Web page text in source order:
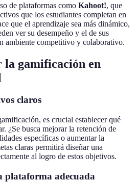
de plataformas como Kahoot!, que
que los estudiantes completan en
que el aprendizaje sea más dinámico,
ver su desempeño y el de sus
ambiente competitivo y colaborativo.
la gamificación en
claros
es crucial establecer qué
¿Se busca mejorar la retención de
específicas o aumentar la
claras permitirá diseñar una
al logro de estos objetivos.
plataforma adecuada